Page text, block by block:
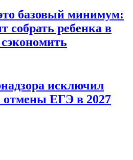
базовый минимум:
собрать ребенка в
исключил
отмены ЕГЭ в 2027